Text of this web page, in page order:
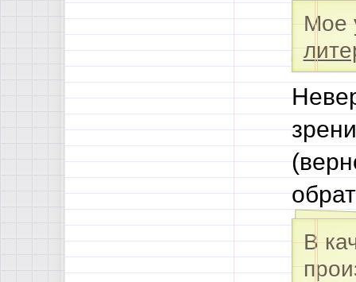
Мое
В